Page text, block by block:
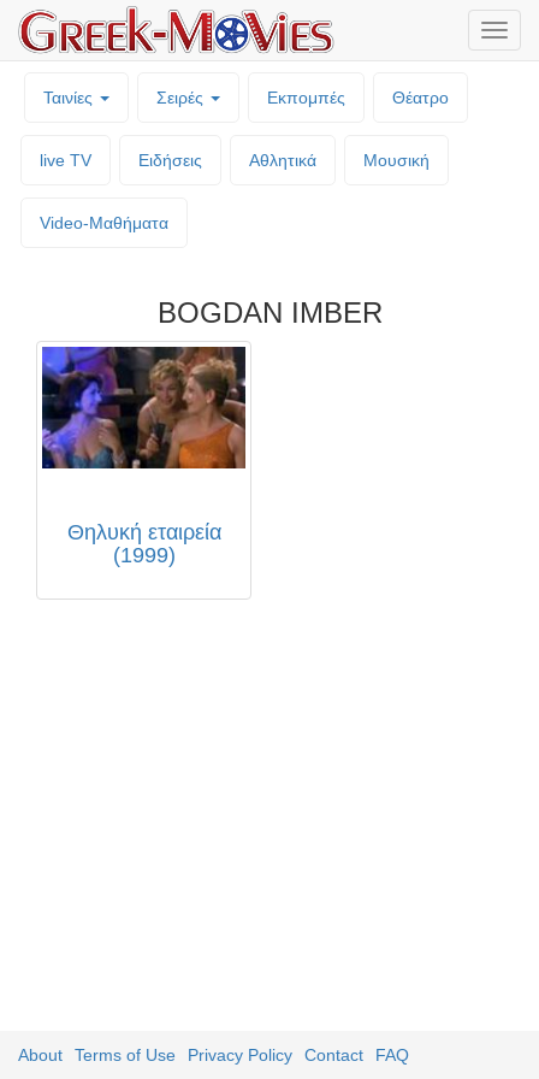
Ταινίες Σειρές Εκπομπές Θέατρο
live TV Ειδήσεις Αθλητικά Μουσική
Video-Mαθήματα
BOGDAN IMBER
Θηλυκή εταιρεία
(1999)
About Terms of Use Privacy Policy Contact FAQ